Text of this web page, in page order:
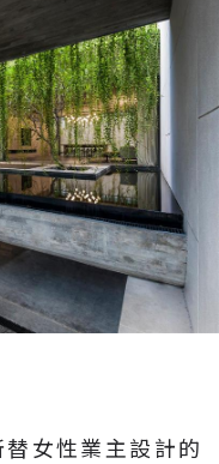
替女性業主設計的